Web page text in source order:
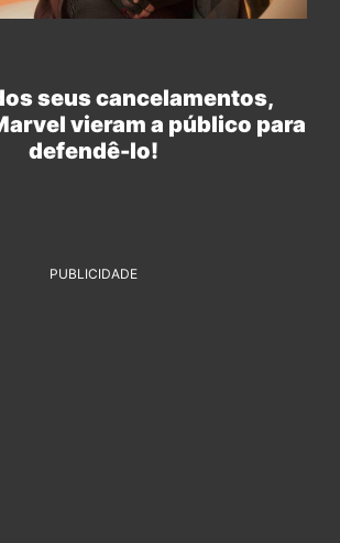
seus cancelamentos,
vieram a público para
defendê-lo!
PUBLICIDADE